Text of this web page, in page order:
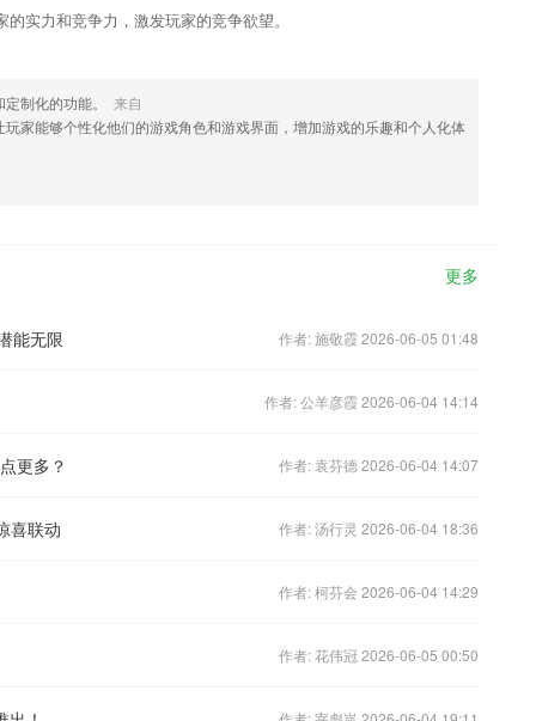
实力和竞争力，激发玩家的竞争欲望。
制化的功能。
来自
家能够个性化他们的游戏角色和游戏界面，增加游戏的乐趣和个人化体
更多
能无限 作者: 施敬霞 2026-06-05 01:48
作者: 公羊彦霞 2026-06-04 14:14
更多？ 作者: 袁芬德 2026-06-04 14:07
喜联动 作者: 汤行灵 2026-06-04 18:36
作者: 柯芬会 2026-06-04 14:29
作者: 花伟冠 2026-06-05 00:50